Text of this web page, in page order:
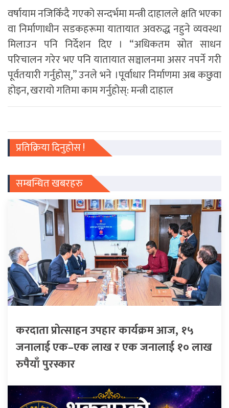
वर्षायाम नजिकिँदै गएको सन्दर्भमा मन्त्री दाहालले क्षति भएका
वा निर्माणाधीन सडकहरूमा यातायात अवरुद्ध नहुने व्यवस्था
मिलाउन पनि निर्देशन दिए । “अधिकतम स्रोत साधन
परिचालन गरेर भए पनि यातायात सञ्चालनमा असर नपर्ने गरी
पूर्वतयारी गर्नुहोस्,” उनले भने ।पूर्वाधार निर्माणमा अब कछुवा
होइन, खरायो गतिमा काम गर्नुहोस्: मन्त्री दाहाल
प्रतिक्रिया दिनुहोस !
सम्बन्धित खबरहरु
करदाता प्रोत्साहन उपहार कार्यक्रम आज, १५
जनालाई एक–एक लाख र एक जनालाई १० लाख
रुपैयाँ पुरस्कार